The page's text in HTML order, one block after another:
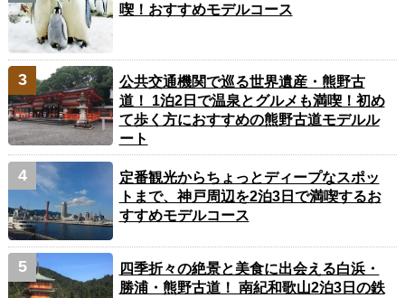
喫！おすすめモデルコース
公共交通機関で巡る世界遺産・熊野古
道！ 1泊2日で温泉とグルメも満喫！初め
て歩く方におすすめの熊野古道モデルル
ート
定番観光からちょっとディープなスポッ
トまで、神戸周辺を2泊3日で満喫するお
すすめモデルコース
四季折々の絶景と美食に出会える白浜・
勝浦・熊野古道！ 南紀和歌山2泊3日の鉄